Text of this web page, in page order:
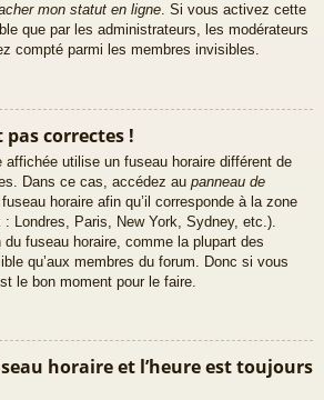
mon statut en ligne. Si vous activez cette
que par les administrateurs, les modérateurs
compté parmi les membres invisibles.
pas correctes !
affichée utilise un fuseau horaire différent de
Dans ce cas, accédez au panneau de
horaire afin qu’il corresponde à la zone
Londres, Paris, New York, Sydney, etc.).
fuseau horaire, comme la plupart des
qu’aux membres du forum. Donc si vous
le bon moment pour le faire.
horaire et l’heure est toujours